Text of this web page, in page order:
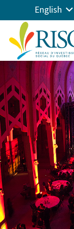
English